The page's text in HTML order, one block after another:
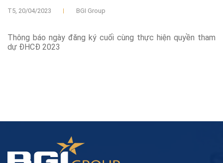
T5, 20/04/2023 BGI Group
Thông báo ngày đăng ký cuối cùng thực hiện quyền tham
dự ĐHCĐ 2023